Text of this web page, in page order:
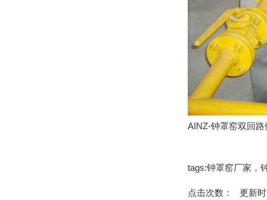
AINZ-钟罩窑双回路
tags:钟罩窑厂家，
点击次数： 更新